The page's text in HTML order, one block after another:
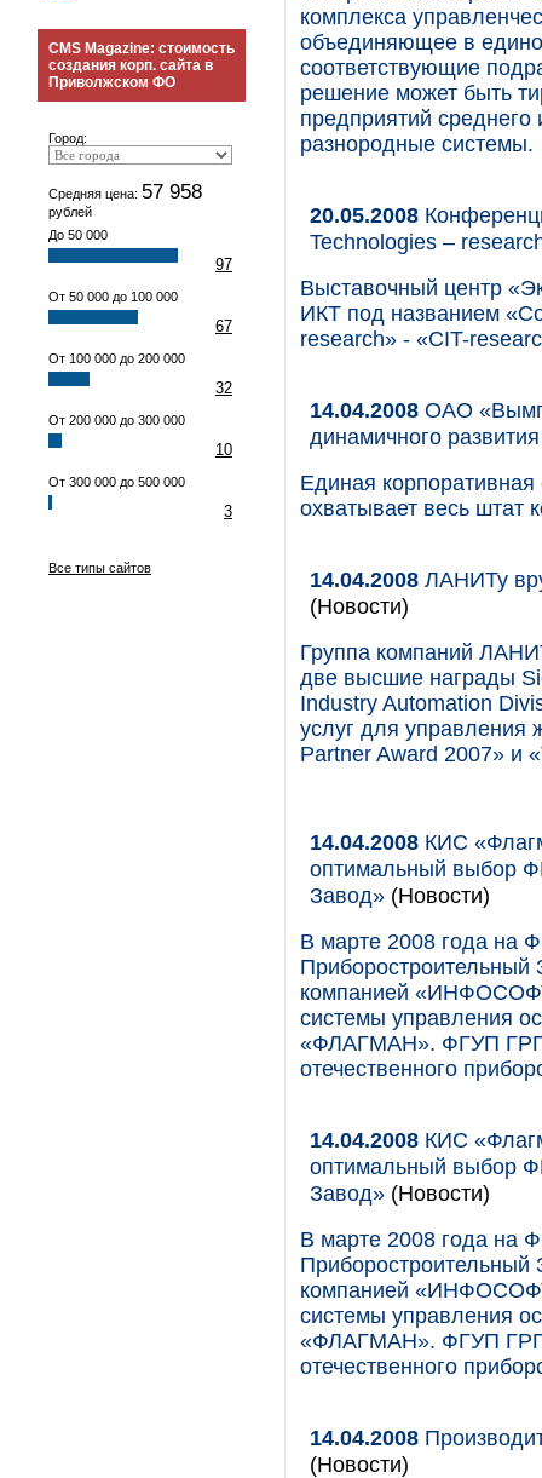
CMS Magazine: стоимость
создания корп. сайта в
Приволжском ФО
Город:
Средняя цена: 57 958
рублей
До 50 000
97
От 50 000 до 100 000
67
От 100 000 до 200 000
32
От 200 000 до 300 000
10
От 300 000 до 500 000
3
Все типы сайтов
комплекса
объединяющее в
соответствующие
решение может быть
предприятий среднего
разнородные системы.
20.05.2008
Technologies –
Выставочный центр
ИКТ под названием
research» - «СIT-
14.04.2008 ОАО
динамичного
Единая
охватывает весь штат
14.04.2008 ЛАНИТу
(Новости)
Группа компаний
две высшие награды
Industry Automation
услуг для управления
Partner Award 2007» и
14.04.2008 КИС
оптимальный выбор
Завод» (Новости)
В марте 2008 года на
компанией
системы управления
«ФЛАГМАН». ФГУП
отечественного
14.04.2008 КИС
оптимальный выбор
Завод» (Новости)
В марте 2008 года на
компанией
системы управления
«ФЛАГМАН». ФГУП
отечественного
14.04.2008
(Новости)